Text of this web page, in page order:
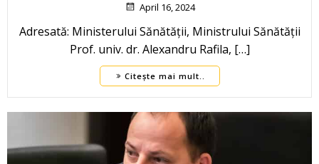
April 16, 2024
Adresată: Ministerului Sănătății, Ministrului Sănătății
Prof. univ. dr. Alexandru Rafila, […]
Citește mai mult..